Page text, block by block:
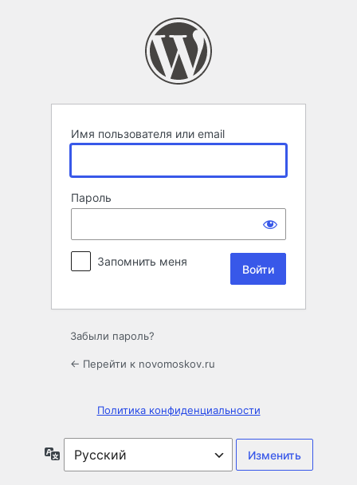
Имя пользователя или email
Пароль
Запомнить меня
Забыли пароль?
← Перейти к novomoskov.ru
Политика конфиденциальности
Язык